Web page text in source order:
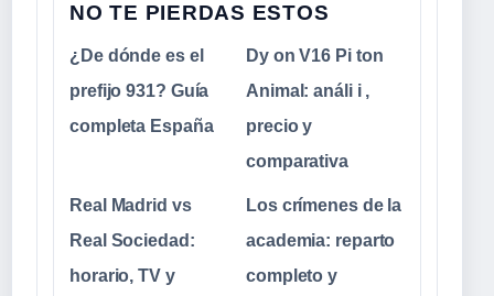
NO TE PIERDAS ESTOS
¿De dónde es el
prefijo 931? Guía
completa España
Dy on V16 Pi ton
Animal: análi i ,
precio y
comparativa
Real Madrid vs
Real Sociedad:
horario, TV y
Los crímenes de la
academia: reparto
completo y